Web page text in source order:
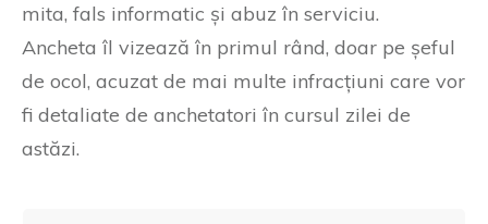
mita, fals informatic și abuz în serviciu.
Ancheta îl vizează în primul rând, doar pe șeful
de ocol, acuzat de mai multe infracțiuni care vor
fi detaliate de anchetatori în cursul zilei de
astăzi.